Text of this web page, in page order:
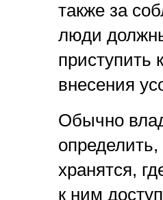
также за
люди
приступить
внесения
Обычно
хранятся,
к ним